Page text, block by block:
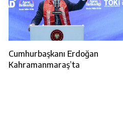
Cumhurbaşkanı Erdoğan
Kahramanmaraş’ta